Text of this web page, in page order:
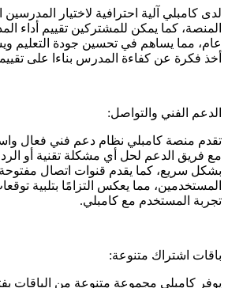
لدى كامبلي آلية احترافية لاختيار
المنصة، كما يمكن للمشتركين تقييم أداء
عام، مما يساهم في تحسين جودة التعليم
أخذ فكرة عن كفاءة المدرس بناءا على
الدعم الفني والتواصل:
تقدم منصة كامبلي نظام دعم فني فعال
مع فريق الدعم لحل أي مشكلة تقنية أو
بشكل سريع، كما يقدم قنوات اتصال
المستخدمين، مما يعكس التزامًا بتلبية
تجربة المستخدم مع كامبلي.
باقات اشتراك متنوعة:
يوفر كامبلي مجموعة متنوعة من الباقات